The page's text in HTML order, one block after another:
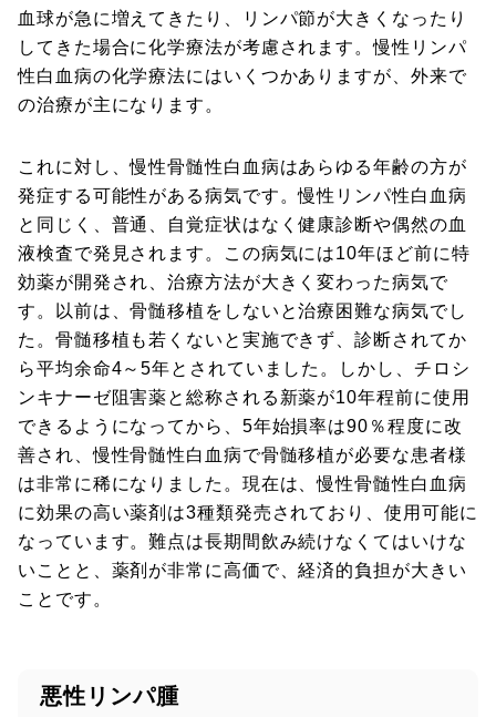
血球が急に増えてきたり、リンパ節が大きくなったり
してきた場合に化学療法が考慮されます。慢性リンパ
性白血病の化学療法にはいくつかありますが、外来で
の治療が主になります。
これに対し、慢性骨髄性白血病はあらゆる年齢の方が
発症する可能性がある病気です。慢性リンパ性白血病
と同じく、普通、自覚症状はなく健康診断や偶然の血
液検査で発見されます。この病気には10年ほど前に特
効薬が開発され、治療方法が大きく変わった病気で
す。以前は、骨髄移植をしないと治療困難な病気でし
た。骨髄移植も若くないと実施できず、診断されてか
ら平均余命4～5年とされていました。しかし、チロシ
ンキナーゼ阻害薬と総称される新薬が10年程前に使用
できるようになってから、5年始損率は90％程度に改
善され、慢性骨髄性白血病で骨髄移植が必要な患者様
は非常に稀になりました。現在は、慢性骨髄性白血病
に効果の高い薬剤は3種類発売されており、使用可能に
なっています。難点は長期間飲み続けなくてはいけな
いことと、薬剤が非常に高価で、経済的負担が大きい
ことです。
悪性リンパ腫